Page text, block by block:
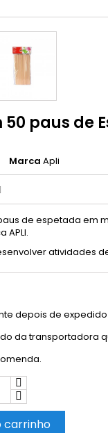
paus de
Marca Apli
de espetada em
APLI.
atividades
depois de
da transportadora
carrinho